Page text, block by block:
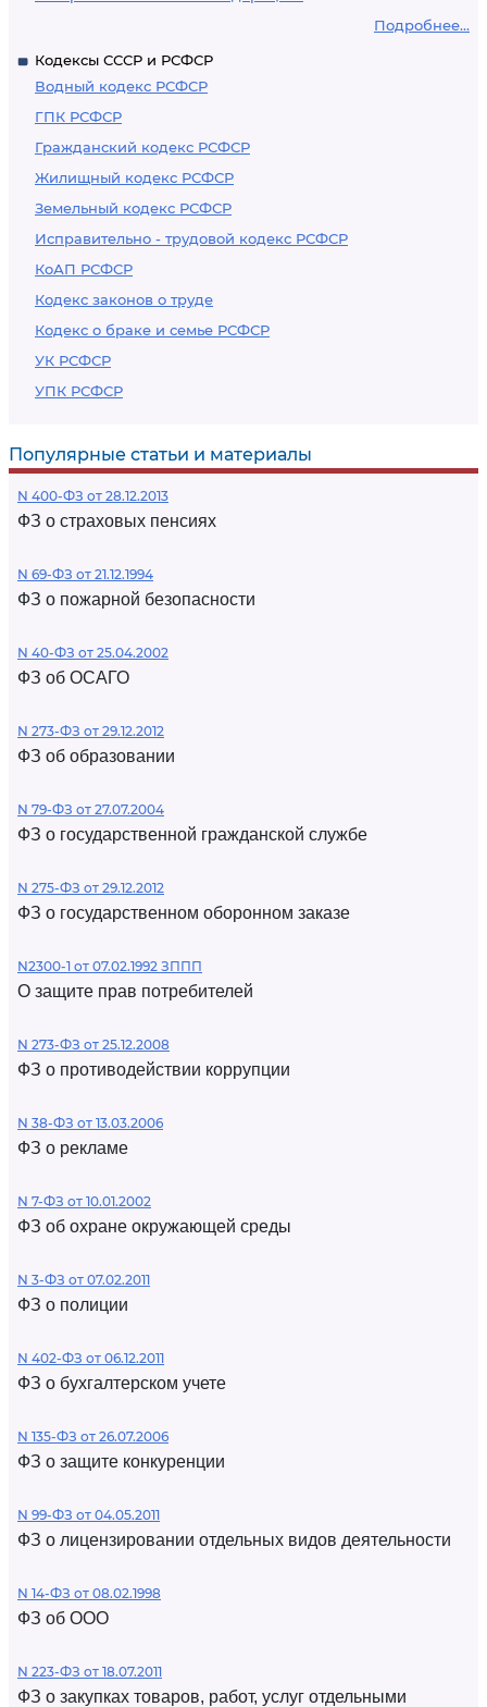
Подробнее...
Кодексы СССР и РСФСР
Водный кодекс РСФСР
ГПК РСФСР
Гражданский кодекс РСФСР
Жилищный кодекс РСФСР
Земельный кодекс РСФСР
Исправительно - трудовой кодекс РСФСР
КоАП РСФСР
Кодекс законов о труде
Кодекс о браке и семье РСФСР
УК РСФСР
УПК РСФСР
Популярные статьи и материалы
N 400-ФЗ от 28.12.2013
ФЗ о страховых пенсиях
N 69-ФЗ от 21.12.1994
ФЗ о пожарной безопасности
N 40-ФЗ от 25.04.2002
ФЗ об ОСАГО
N 273-ФЗ от 29.12.2012
ФЗ об образовании
N 79-ФЗ от 27.07.2004
ФЗ о государственной гражданской службе
N 275-ФЗ от 29.12.2012
ФЗ о государственном оборонном заказе
N2300-1 от 07.02.1992 ЗППП
О защите прав потребителей
N 273-ФЗ от 25.12.2008
ФЗ о противодействии коррупции
N 38-ФЗ от 13.03.2006
ФЗ о рекламе
N 7-ФЗ от 10.01.2002
ФЗ об охране окружающей среды
N 3-ФЗ от 07.02.2011
ФЗ о полиции
N 402-ФЗ от 06.12.2011
ФЗ о бухгалтерском учете
N 135-ФЗ от 26.07.2006
ФЗ о защите конкуренции
N 99-ФЗ от 04.05.2011
ФЗ о лицензировании отдельных видов деятельности
N 14-ФЗ от 08.02.1998
ФЗ об ООО
N 223-ФЗ от 18.07.2011
ФЗ о закупках товаров, работ, услуг отдельными